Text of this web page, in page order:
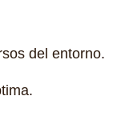
del entorno.